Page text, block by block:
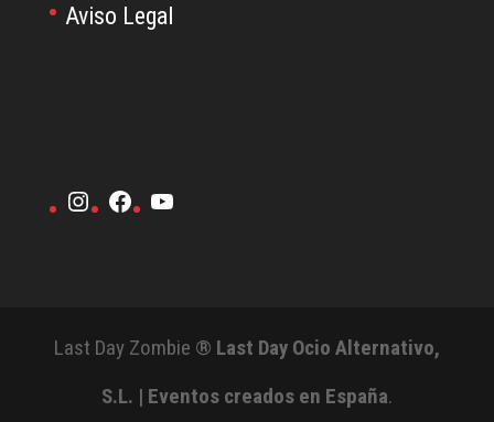
Aviso Legal
Instagram
Facebook
YouTube
Last Day Zombie ® Last Day Ocio Alternativo,
S.L. | Eventos creados en España.